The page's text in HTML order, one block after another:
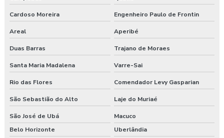
Empresa de saúde e segurança do trabalho
Empresa de treinamento segurança do trabalho
Empresas de segurança e saúde do trabalho
Esocial para segurança do trabalho
Esocial segurança do trabalho empresas
Exame admissional guarapuava
Cardoso Moreira Engenheiro Paulo de Frontin
Areal Aperibé
Duas Barras Trajano de Moraes
Santa Maria Madalena Varre-Sai
Rio das Flores Comendador Levy Gasparian
São Sebastião do Alto Laje do Muriaé
São José de Ubá
Macuco
Belo Horizonte
Uberlândia